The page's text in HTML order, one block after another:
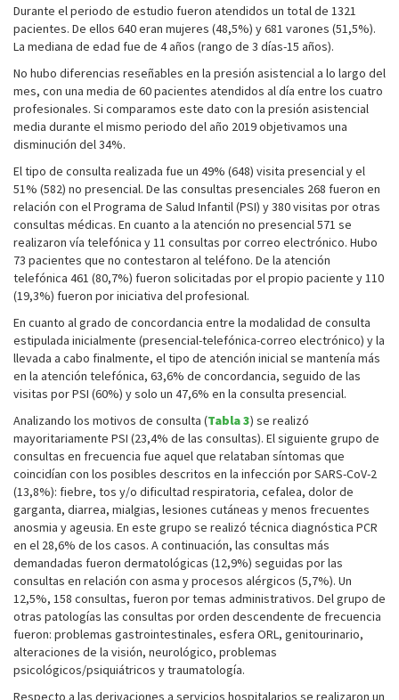
Durante el periodo de estudio fueron atendidos un total de 1321
pacientes. De ellos 640 eran mujeres (48,5%) y 681 varones (51,5%).
La mediana de edad fue de 4 años (rango de 3 días-15 años).
No hubo diferencias reseñables en la presión asistencial a lo largo del
mes, con una media de 60 pacientes atendidos al día entre los cuatro
profesionales. Si comparamos este dato con la presión asistencial
media durante el mismo periodo del año 2019 objetivamos una
disminución del 34%.
El tipo de consulta realizada fue un 49% (648) visita presencial y el
51% (582) no presencial. De las consultas presenciales 268 fueron en
relación con el Programa de Salud Infantil (PSI) y 380 visitas por otras
consultas médicas. En cuanto a la atención no presencial 571 se
realizaron vía telefónica y 11 consultas por correo electrónico. Hubo
73 pacientes que no contestaron al teléfono. De la atención
telefónica 461 (80,7%) fueron solicitadas por el propio paciente y 110
(19,3%) fueron por iniciativa del profesional.
En cuanto al grado de concordancia entre la modalidad de consulta
estipulada inicialmente (presencial-telefónica-correo electrónico) y la
llevada a cabo finalmente, el tipo de atención inicial se mantenía más
en la atención telefónica, 63,6% de concordancia, seguido de las
visitas por PSI (60%) y solo un 47,6% en la consulta presencial.
Analizando los motivos de consulta (Tabla 3) se realizó
mayoritariamente PSI (23,4% de las consultas). El siguiente grupo de
consultas en frecuencia fue aquel que relataban síntomas que
coincidían con los posibles descritos en la infección por SARS-CoV-2
(13,8%): fiebre, tos y/o dificultad respiratoria, cefalea, dolor de
garganta, diarrea, mialgias, lesiones cutáneas y menos frecuentes
anosmia y ageusia. En este grupo se realizó técnica diagnóstica PCR
en el 28,6% de los casos. A continuación, las consultas más
demandadas fueron dermatológicas (12,9%) seguidas por las
consultas en relación con asma y procesos alérgicos (5,7%). Un
12,5%, 158 consultas, fueron por temas administrativos. Del grupo de
otras patologías las consultas por orden descendente de frecuencia
fueron: problemas gastrointestinales, esfera ORL, genitourinario,
alteraciones de la visión, neurológico, problemas
psicológicos/psiquiátricos y traumatología.
Respecto a las derivaciones a servicios hospitalarios se realizaron un